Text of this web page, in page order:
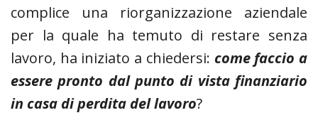
complice una riorganizzazione aziendale
per la quale ha temuto di restare senza
lavoro, ha iniziato a chiedersi: come faccio a
essere pronto dal punto di vista finanziario
in casa di perdita del lavoro?